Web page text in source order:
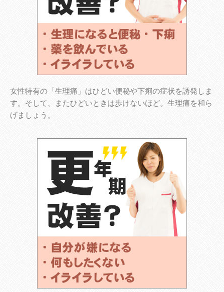
女性特有の「生理痛」はひどい便秘や下痢の症状を誘発しま
す。そして、またひどいときは歩けないほど。生理痛を和ら
げましょう。